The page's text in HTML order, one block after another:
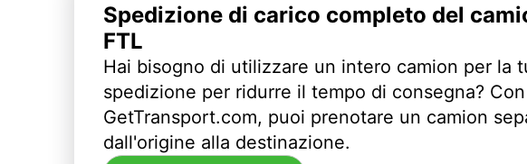
Spedizione di carico completo del
FTL
Hai bisogno di utilizzare un intero camion per la
spedizione per ridurre il tempo di consegna? Con
GetTransport.com, puoi prenotare un camion
dall'origine alla destinazione.